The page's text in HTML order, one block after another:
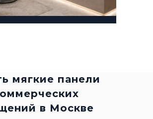
мягкие панели
в Москве